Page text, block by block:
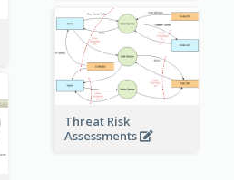
Threat Risk
Assessments